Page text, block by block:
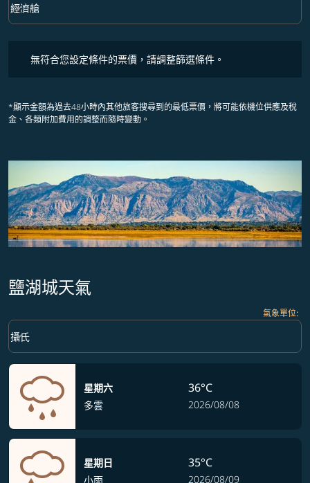
艙等 option 經濟艙 Selected
經濟艙
keyboard_arrow_down
無符合您設定條件的票價，請調整篩選條件。
*顯示金額為過去48小時內其他旅客搜尋到的最低票價，將可能依機位供應及稅
金、各類附加費用的調整而隨時變動。
鹽湖城天氣
氣象單位:
Weather unit option 攝氏 Selected
攝氏
keyboard_arrow_down
星期六
多雲
36°C
2026/08/08
星期日
小雨
35°C
2026/08/09